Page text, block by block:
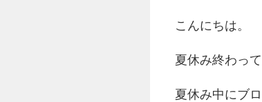
こんにちは。
夏休み終わっ
夏休み中にブ